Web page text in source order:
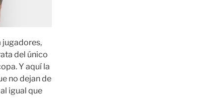
jugadores,
del único
Y aquí la
no dejan de
igual que